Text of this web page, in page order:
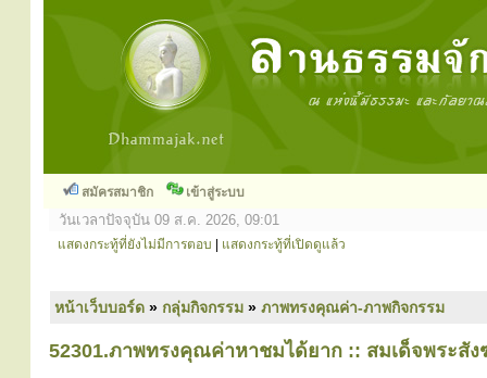
สมัครสมาชิก เข้าสู่ระบบ
วันเวลาปัจจุบัน 09 ส.ค. 2026, 09:01
แสดงกระทู้ที่ยังไม่มีการตอบ แสดงกระทู้ที่เปิดดูแล้ว
หน้าเว็บบอร์ด » กลุ่มกิจกรรม » ภาพทรงคุณค่า-ภาพกิจกรรม
52301.ภาพทรงคุณค่าหาชมได้ยาก :: สมเด็จพระสั